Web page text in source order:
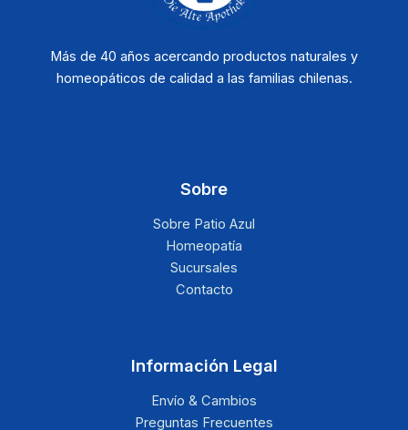
Más de 40 años acercando productos naturales y
homeopáticos de calidad a las familias chilenas.
Sobre
Sobre Patio Azul
Homeopatía
Sucursales
Contacto
Información Legal
Envío & Cambios
Preguntas Frecuentes